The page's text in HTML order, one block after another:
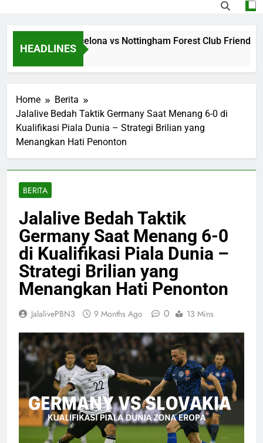
HEADLINES
Jalalive Barcelona vs Nottingham Forest Club Friendly
Home
Berita
Jalalive Bedah Taktik Germany Saat Menang 6-0 di
Kualifikasi Piala Dunia – Strategi Brilian yang
Menangkan Hati Penonton
BERITA
Jalalive Bedah Taktik
Germany Saat Menang 6-0
di Kualifikasi Piala Dunia –
Strategi Brilian yang
Menangkan Hati Penonton
JalalivePBN3 9 Months Ago 0 13 Mins